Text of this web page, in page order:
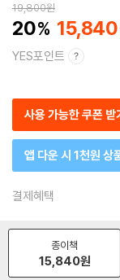
19,800원
20 15,840
YES포인트
사용 가능한 쿠폰 받
앱 다운 시 1천원 상
결제혜택
종이책
15,840원